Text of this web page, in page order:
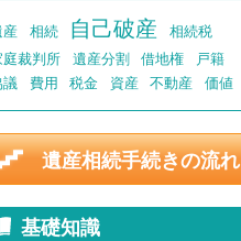
産 相続 自己破産
相続税
庭裁判所
遺産分割 借地権
戸籍
議
費用 税金 資産 不動産 価値
遺産相続手続きの流れ
基礎知識